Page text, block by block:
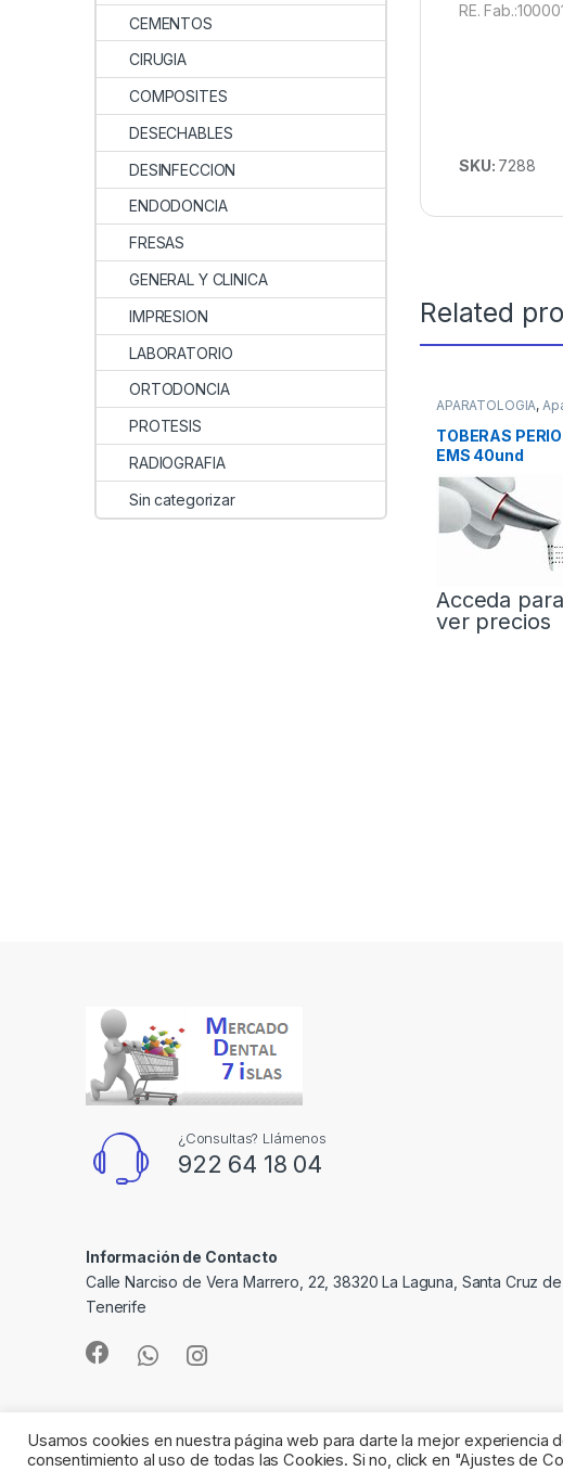
RE.
SKU: 7288
Related
APARATOLOGIA,
TOBERAS
EMS 40und
Acceda para
ver precios
CEMENTOS
CIRUGIA
COMPOSITES
DESECHABLES
DESINFECCION
ENDODONCIA
FRESAS
GENERAL Y CLINICA
IMPRESION
LABORATORIO
ORTODONCIA
PROTESIS
RADIOGRAFIA
Sin categorizar
¿Consultas? Llámenos
922 64 18 04
Información de Contacto
Calle Narciso de Vera Marrero, 22, 38320 La Laguna, Santa Cruz de
Tenerife
©Mercado Dental 7 Islas - All Rights Reserved
Usamos cookies en nuestra página web para darte la mejor experiencia
consentimiento al uso de todas las Cookies. Si no, click en "Ajustes de